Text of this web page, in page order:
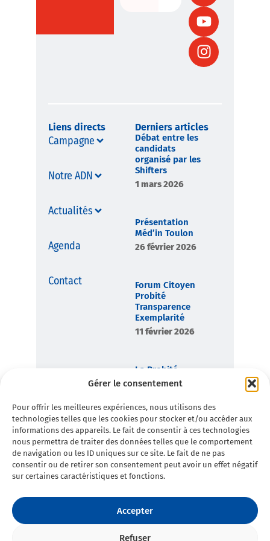
Gérer le consentement
Pour offrir les meilleures expériences, nous utilisons des
technologies telles que les cookies pour stocker et/ou accéder aux
informations des appareils. Le fait de consentir à ces technologies
nous permettra de traiter des données telles que le comportement
de navigation ou les ID uniques sur ce site. Le fait de ne pas
consentir ou de retirer son consentement peut avoir un effet négatif
sur certaines caractéristiques et fonctions.
Accepter
Refuser
Liens directs
Campagne
Notre ADN
Actualités
Agenda
Contact
Derniers articles
Débat entre les
candidats
organisé par les
Shifters
1 mars 2026
Présentation
Méd’in Toulon
26 février 2026
Forum Citoyen
Probité
Transparence
Exemplarité
11 février 2026
La Probité,
boussole
Toulon en
Commun
7 février 2026